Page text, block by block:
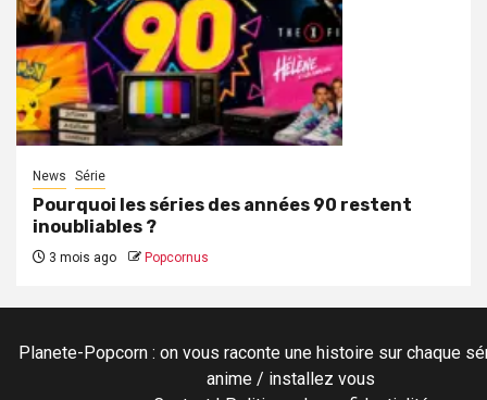
News Série
Pourquoi les séries des années 90 restent
inoubliables ?
3 mois ago Popcornus
Planete-Popcorn : on vous raconte une histoire sur chaque
anime / installez vous